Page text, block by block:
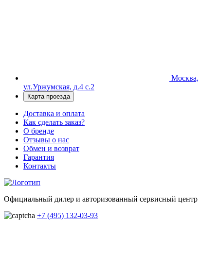
Москва,
ул.Уржумская, д.4 с.2
Карта проезда
Доставка и оплата
Как сделать заказ?
О бренде
Отзывы о нас
Обмен и возврат
Гарантия
Контакты
Официальный дилер и авторизованный сервисный центр
+7 (495) 132-03-93